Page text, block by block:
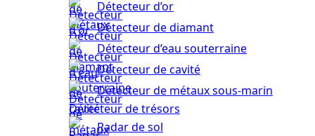
Détecteur d’or
Détecteur de diamant
Détecteur d’eau souterraine
Détecteur de cavité
Détecteur de métaux sous-marin
Détecteur de trésors
Radar de sol